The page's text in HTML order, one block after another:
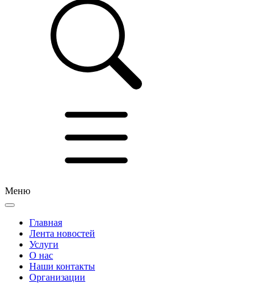
Меню
Главная
Лента новостей
Услуги
О нас
Наши контакты
Организации